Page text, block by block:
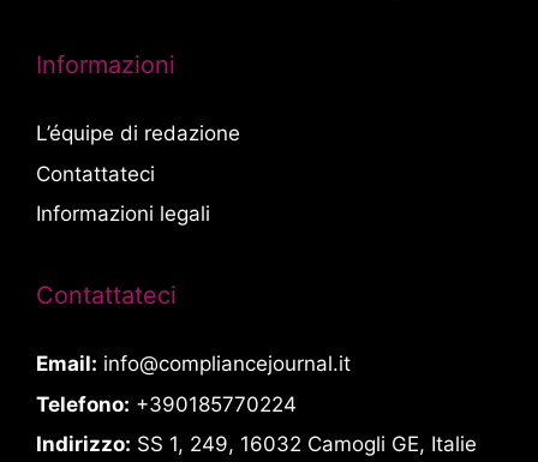
Informazioni
L’équipe di redazione
Contattateci
Informazioni legali
Contattateci
Email: info@compliancejournal.it
Telefono: +390185770224
Indirizzo: SS 1, 249, 16032 Camogli GE, Italie